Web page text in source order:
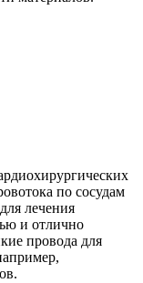
по сосудам
лечения
и отлично
провода для